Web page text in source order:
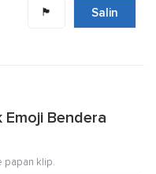
🏴󠁧󠁢󠁥󠁮󠁧󠁿 Salin
Bendera
papan klip.